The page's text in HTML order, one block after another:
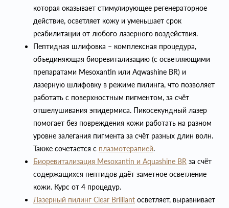
которая оказывает стимулирующее регенераторное
действие, осветляет кожу и уменьшает срок
реабилитации от любого лазерного воздействия.
Пептидная шлифовка – комплексная процедура,
объединяющая биоревитализацию (с осветляющими
препаратами Mesoxantin или Aqwashine BR) и
лазерную шлифовку в режиме пилинга, что позволяет
работать с поверхностным пигментом, за счёт
отшелушивания эпидермиса. Пикосекундный лазер
помогает без повреждения кожи работать на разном
уровне залегания пигмента за счёт разных длин волн.
Также сочетается с плазмотерапией.
Биоревитализация Mesoxantin и Aquashine BR за счёт
содержащихся пептидов даёт заметное осветление
кожи. Курс от 4 процедур.
Лазерный пилинг Clear Brilliant осветляет, выравнивает